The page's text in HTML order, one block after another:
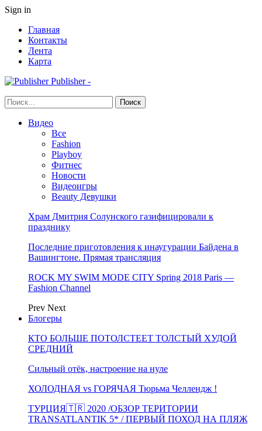
Sign in
Главная
Контакты
Лента
Карта
Publisher -
Видео
Все
Fashion
Playboy
Фитнес
Новости
Видеоигры
Beauty Девушки
Храм Дмитрия Солунского газифицировали к
празднику
Последние приготовления к инаугурации Байдена в
Вашингтоне. Прямая трансляция
ROCK MY SWIM MODE CITY Spring 2018 Paris —
Fashion Channel
Prev Next
Блогеры
КТО БОЛЬШЕ ПОТОЛСТЕЕТ ТОЛСТЫЙ ХУДОЙ
СРЕДНИЙ
Сильный отёк, настроение на нуле
ХОЛОДНАЯ vs ГОРЯЧАЯ Тюрьма Челлендж !
ТУРЦИЯ🇹🇷 2020 /ОБЗОР ТЕРИТОРИИ
TRANSATLANTIK 5* / ПЕРВЫЙ ПОХОД НА ПЛЯЖ